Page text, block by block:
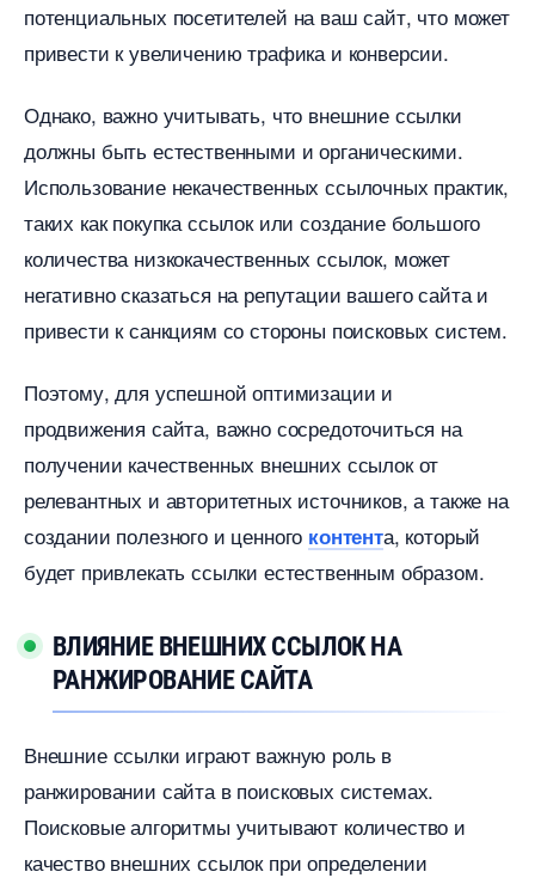
потенциальных посетителей на ваш сайт, что может
привести к увеличению трафика и конверсии.​
Однако, важно учитывать, что внешние ссылки
должны быть естественными и органическими.​
Использование некачественных ссылочных практик,
таких как покупка ссылок или создание большого
количества низкокачественных ссылок, может
негативно сказаться на репутации вашего сайта и
привести к санкциям со стороны поисковых систем.​
Поэтому, для успешной оптимизации и
продвижения сайта, важно сосредоточиться на
получении качественных внешних ссылок от
релевантных и авторитетных источников, а также на
создании полезного и ценного контента, который
удет привлекать ссылки естественным образом.​
ЛИЯНИЕ ВНЕШНИХ ССЫЛОК НА
РАНЖИРОВАНИЕ САЙТА
нешние ссылки играют важную роль
ранжировании сайта в поисковых системах.​
Поисковые алгоритмы учитывают количество и
качество внешних ссылок при определении